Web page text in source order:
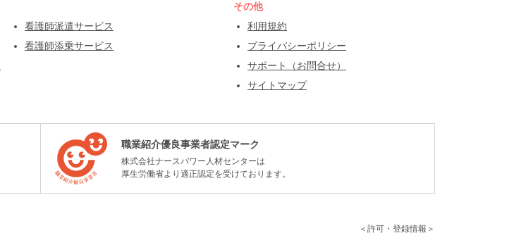
看護師派遣サービス
看護師添乗サービス
その他
利用規約
プライバシーポリシー
サポート（お問合せ）
サイトマップ
職業紹介優良事業者認定マーク
株式会社ナースパワー人材センターは
厚生労働省より適正認定を受けております。
＜許可・登録情報＞